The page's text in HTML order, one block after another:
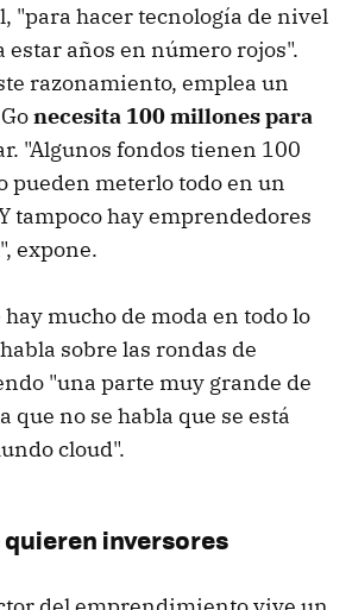
"para hacer tecnología de nivel
años en número rojos".
razonamiento, emplea un
necesita 100 millones para
"Algunos fondos tienen 100
pueden meterlo todo en un
tampoco hay emprendedores
expone.
mucho de moda en todo lo
sobre las rondas de
"una parte muy grande de
que no se habla que se está
cloud".
quieren inversores